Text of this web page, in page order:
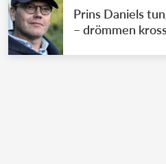
Prins Daniels
– drömmen